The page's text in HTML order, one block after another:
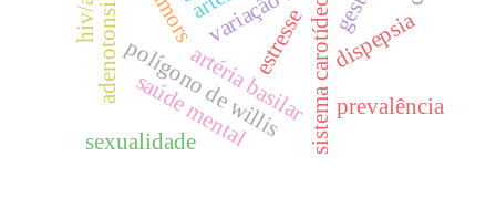
polígono de willis sistema carotídeo
artéria basilar
dispepsia
estresse
saúde mental
sexualidade
prevalência